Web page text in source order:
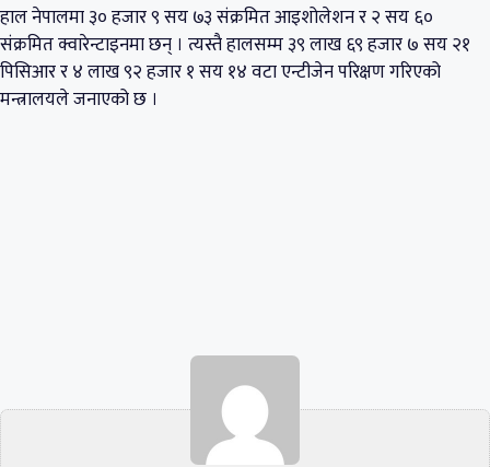
हाल नेपालमा ३० हजार ९ सय ७३ संक्रमित आइशोलेशन र २ सय ६०
संक्रमित क्वारेन्टाइनमा छन् । त्यस्तै हालसम्म ३९ लाख ६९ हजार ७ सय २१
पिसिआर र ४ लाख ९२ हजार १ सय १४ वटा एन्टीजेन परिक्षण गरिएको
मन्त्रालयले जनाएको छ ।